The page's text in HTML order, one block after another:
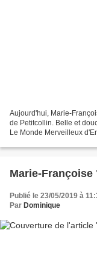
Aujourd'hui, Marie-
de Petitcollin. Belle et
Le Monde Merveilleux
Marie-
Publié le 23/05/2019 à
Par Dominique